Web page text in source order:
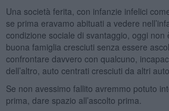
Una società ferita, con infanzie infelici
se prima eravamo abituati a vedere
condizione sociale di svantaggio, oggi non
buona famiglia cresciuti senza essere
confrontare davvero con qualcuno,
dell’altro, auto centrati cresciuti da altri
Se non avessimo fallito avremmo potuto
prima, dare spazio all’ascolto prima.